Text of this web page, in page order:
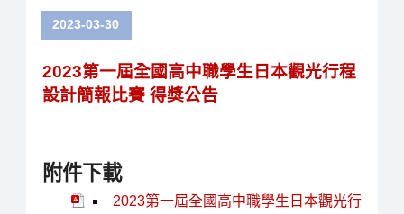
2023-03-30
2023第一屆全國高中職學生日本觀光行程
設計簡報比賽 得獎公告
附件下載
2023第一屆全國高中職學生日本觀光行